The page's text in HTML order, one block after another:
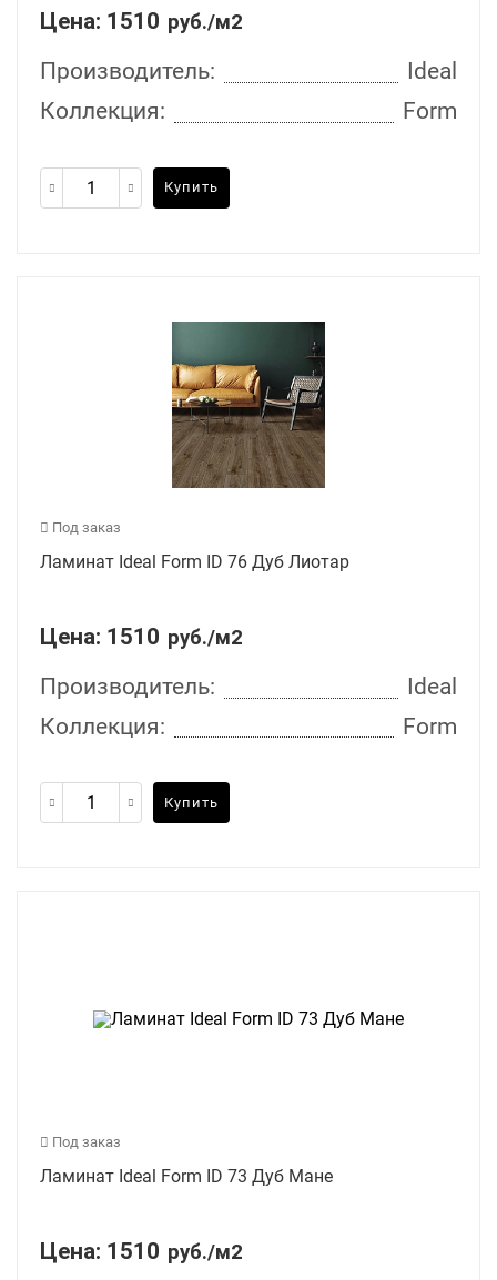
Цена: 1510 руб./м2
Производитель:
Ideal
Коллекция:
Form
Купить
Под заказ
Ламинат Ideal Form ID 76 Дуб Лиотар
Цена: 1510 руб./м2
Производитель:
Ideal
Коллекция:
Form
Купить
Под заказ
Ламинат Ideal Form ID 73 Дуб Мане
Цена: 1510 руб./м2